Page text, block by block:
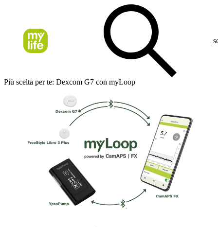
Più scelta per te: Dexcom G7 con myLoop